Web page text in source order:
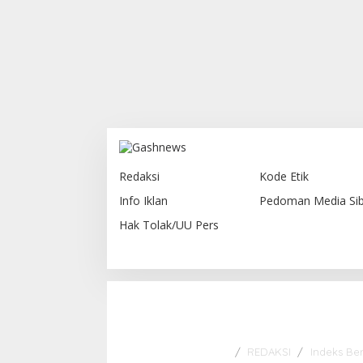
Redaksi
Kode Etik
Info Iklan
Pedoman Media
Hak Tolak/UU Pers
REDAKSI Indeks